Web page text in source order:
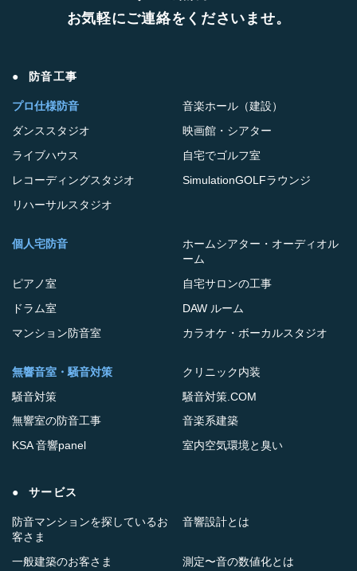
お気軽にご連絡をくださいませ。
防音工事
プロ仕様防音
ダンススタジオ
ライブハウス
レコーディングスタジオ
リハーサルスタジオ
音楽ホール（建設）
映画館・シアター
自宅でゴルフ室
SimulationGOLFラウンジ
個人宅防音
ピアノ室
ドラム室
マンション防音室
ホームシアター・オーディオル
ーム
自宅サロンの工事
DAW ルーム
カラオケ・ボーカルスタジオ
無響音室・騒音対策
騒音対策
無響室の防音工事
KSA 音響panel
室内空気環境と臭い
クリニック内装
騒音対策.COM
音楽系建築
サービス
防音マンションを探しているお
客さま
一般建築のお客さま
音響設計とは
測定〜音の数値化とは